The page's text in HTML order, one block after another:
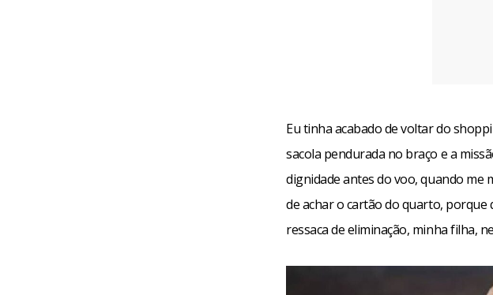
Eu tinha acabado de voltar do
sacola pendurada no braço e a
dignidade antes do voo, quando me
de achar o cartão do quarto, porque
ressaca de eliminação, minha filha,